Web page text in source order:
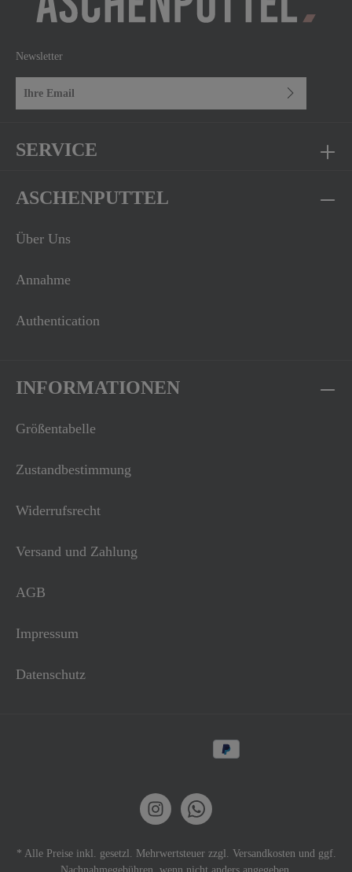
Newsletter
SERVICE
ASCHENPUTTEL
Über Uns
Annahme
Authentication
INFORMATIONEN
Größentabelle
Zustandbestimmung
Widerrufsrecht
Versand und Zahlung
AGB
Impressum
Datenschutz
* Alle Preise inkl. gesetzl. Mehrwertsteuer zzgl. Versandkostenund ggf.